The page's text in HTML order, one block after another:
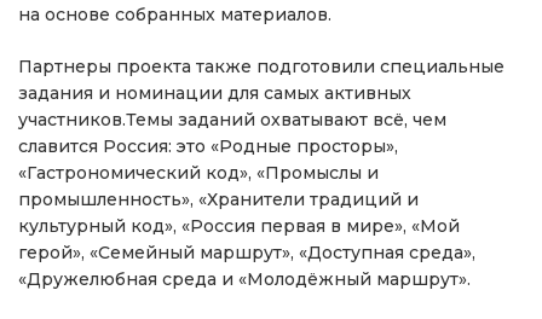
на основе собранных материалов.
Партнеры проекта также подготовили специальные
задания и номинации для самых активных
участников.Темы заданий охватывают всё, чем
славится Россия: это «Родные просторы»,
«Гастрономический код», «Промыслы и
промышленность», «Хранители традиций и
культурный код», «Россия первая в мире», «Мой
герой», «Семейный маршрут», «Доступная среда»,
«Дружелюбная среда и «Молодёжный маршрут».